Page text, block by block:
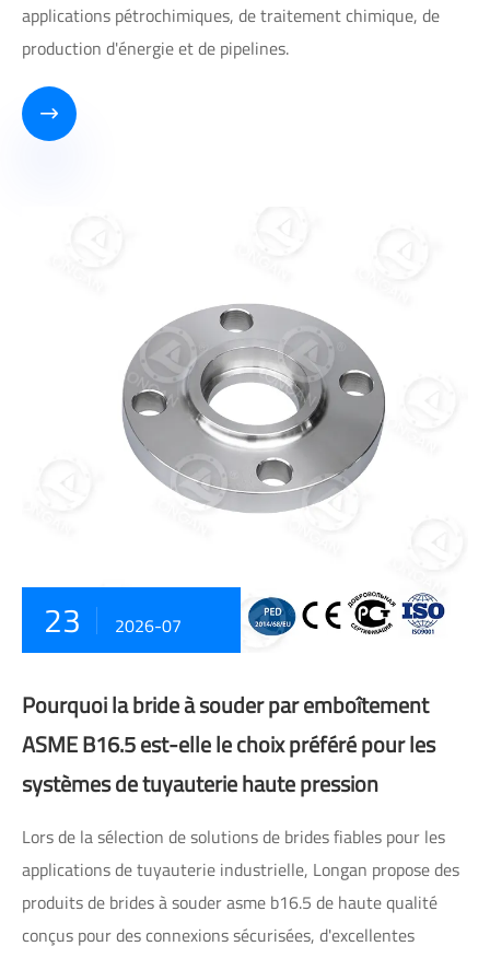
applications pétrochimiques, de traitement chimique, de
production d'énergie et de pipelines.

23 2026-07
Pourquoi la bride à souder par emboîtement
ASME B16.5 est-elle le choix préféré pour les
systèmes de tuyauterie haute pression
Lors de la sélection de solutions de brides fiables pour les
applications de tuyauterie industrielle, Longan propose des
produits de brides à souder asme b16.5 de haute qualité
conçus pour des connexions sécurisées, d'excellentes